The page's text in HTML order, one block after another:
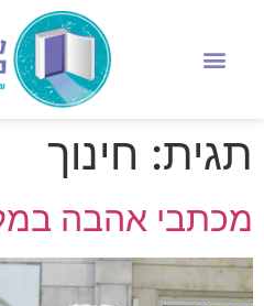
תגית: חינוך
מכתבי אהבה